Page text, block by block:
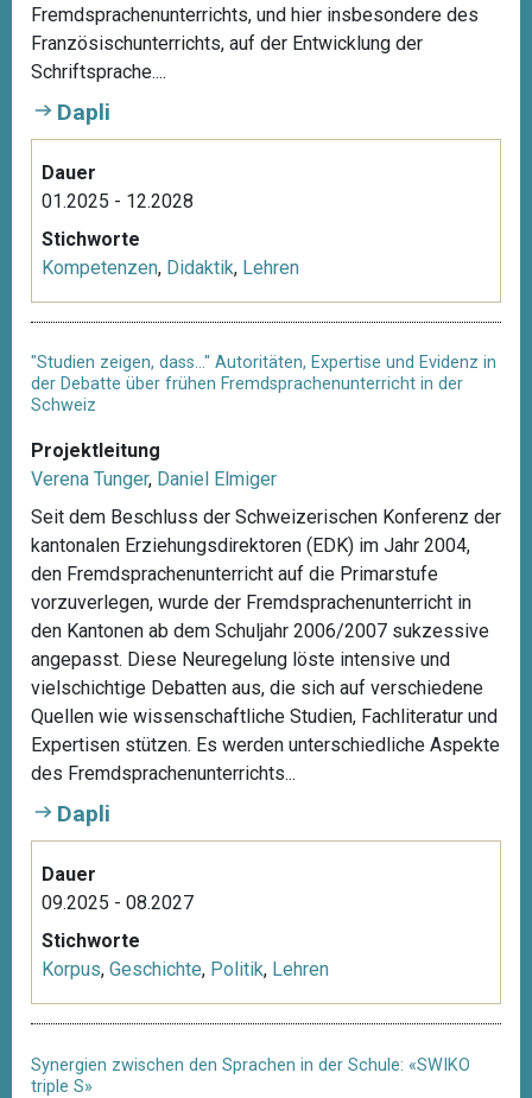
Fremdsprachenunterrichts, und hier insbesondere des
Französischunterrichts, auf der Entwicklung der
Schriftsprache....
Dapli
Dauer
01.2025 - 12.2028
Stichworte
Kompetenzen, Didaktik, Lehren
"Studien zeigen, dass…" Autoritäten, Expertise und Evidenz in
der Debatte über frühen Fremdsprachenunterricht in der
Schweiz
Projektleitung
Verena Tunger, Daniel Elmiger
Seit dem Beschluss der Schweizerischen Konferenz der
kantonalen Erziehungsdirektoren (EDK) im Jahr 2004,
den Fremdsprachenunterricht auf die Primarstufe
vorzuverlegen, wurde der Fremdsprachenunterricht in
den Kantonen ab dem Schuljahr 2006/2007 sukzessive
angepasst. Diese Neuregelung löste intensive und
vielschichtige Debatten aus, die sich auf verschiedene
Quellen wie wissenschaftliche Studien, Fachliteratur und
Expertisen stützen. Es werden unterschiedliche Aspekte
des Fremdsprachenunterrichts...
Dapli
Dauer
09.2025 - 08.2027
Stichworte
Korpus, Geschichte, Politik, Lehren
Synergien zwischen den Sprachen in der Schule: «SWIKO
triple S»